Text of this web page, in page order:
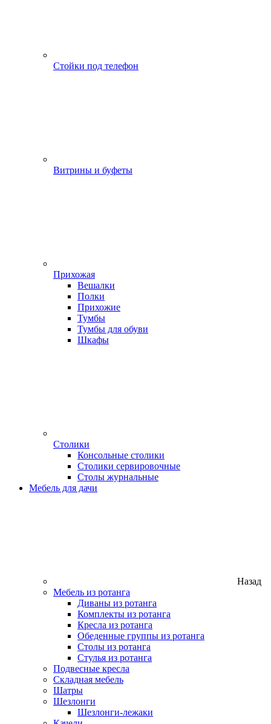
Стойки под телефон
Витрины и буфеты
Прихожая
Вешалки
Полки
Прихожие
Тумбы
Тумбы для обуви
Шкафы
Столики
Консольные столики
Столики сервировочные
Столы журнальные
Мебель для дачи
Назад
Мебель из ротанга
Диваны из ротанга
Комплекты из ротанга
Кресла из ротанга
Обеденные группы из ротанга
Столы из ротанга
Стулья из ротанга
Подвесные кресла
Складная мебель
Шатры
Шезлонги
Шезлонги-лежаки